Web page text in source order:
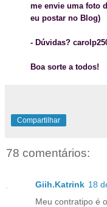
me envie uma foto
eu postar no Blog)
- Dúvidas?
Boa sorte a todos!
Compartilhar
78 comentários:
Giih.Katrink 18
Meu contratipo é